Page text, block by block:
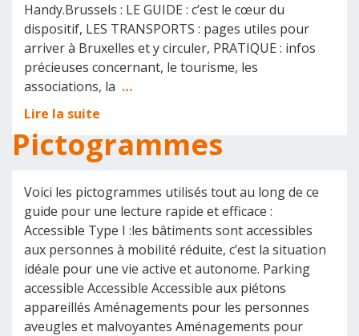
Handy.Brussels : LE GUIDE : c’est le cœur du
dispositif, LES TRANSPORTS : pages utiles pour
arriver à Bruxelles et y circuler, PRATIQUE : infos
précieuses concernant, le tourisme, les
associations, la …
Lire la suite
Pictogrammes
Voici les pictogrammes utilisés tout au long de ce
guide pour une lecture rapide et efficace :
Accessible Type I :les bâtiments sont accessibles
aux personnes à mobilité réduite, c’est la situation
idéale pour une vie active et autonome. Parking
accessible Accessible Accessible aux piétons
appareillés Aménagements pour les personnes
aveugles et malvoyantes Aménagements pour